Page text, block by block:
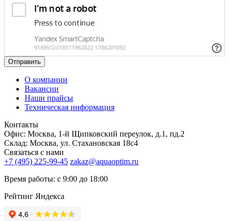
Отправить
О компании
Вакансии
Наши прайсы
Техническая информация
Контакты
Офис: Москва, 1-й Щипковский переулок, д.1, пд.2
Склад: Москва, ул. Стахановская 18с4
Связаться с нами
+7 (495) 225-99-45 zakaz@aquaoptim.ru
Время работы: с 9:00 до 18:00
Рейтинг Яндекса